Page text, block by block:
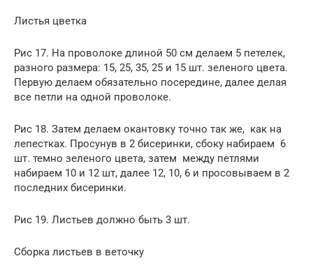
Листья цветка
Рис 17. На проволоке длиной 50 см делаем 5 петелек,
разного размера: 15, 25, 35, 25 и 15 шт. зеленого цвета.
Первую делаем обязательно посередине, далее делая
все петли на одной проволоке.
Рис 18. Затем делаем окантовку точно так же, как на
лепестках. Просунув в 2 бисеринки, сбоку набираем 6
шт. темно зеленого цвета, затем между петлями
набираем 10 и 12 шт, далее 12, 10, 6 и просовываем в 2
последних бисеринки.
Рис 19. Листьев должно быть 3 шт.
Сборка листьев в веточку